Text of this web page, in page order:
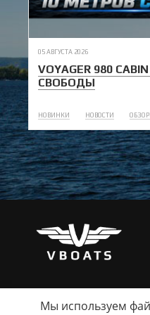
05 АВГУСТА 2026
VOYAGER 980
СВОБОДЫ
НОВИНКИ НОВОСТИ
Мы используем